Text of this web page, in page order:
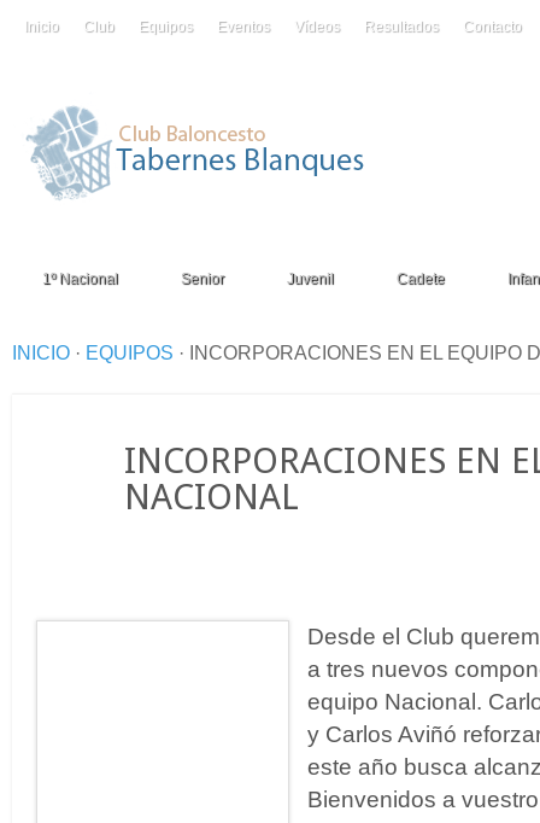
Inicio Club Equipos Eventos Vídeos Resultados Contacto
1º Nacional Senior Juvenil Cadete
INICIO · EQUIPOS · INCORPORACIONES EN EL EQUIPO
INCORPORACIONES EN
NACIONAL
Desde el Club
a tres nuevos
equipo Nacional.
y Carlos Aviñó
este año busca
Bienvenidos a